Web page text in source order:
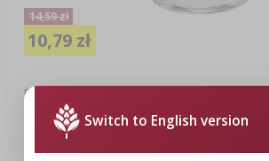
Butelka Miss Barku 500 ml z zakrętką, 1 szt.
14,59 zł
10,79 zł
10,79 PLN/szt.Switch to English version